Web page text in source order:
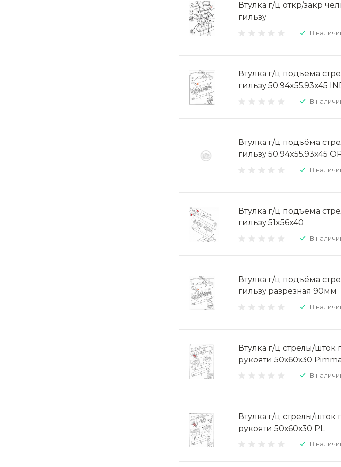
Втулка г/ц откр/закр
гильзу
В
Втулка г/ц подъёма
гильзу 50.94x55.93x45
В
Втулка г/ц подъёма
гильзу 50.94x55.93x45
В
Втулка г/ц подъёма
гильзу 51x56x40
В
Втулка г/ц подъёма
гильзу разрезная 90мм
В
Втулка г/ц стрелы/шток
рукояти 50х60х30
В
Втулка г/ц стрелы/шток
рукояти 50х60х30 PL
В